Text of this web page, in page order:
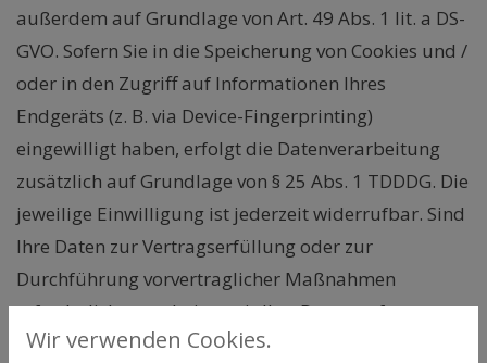
außerdem auf Grundlage von Art. 49 Abs. 1 lit. a DS-
GVO. Sofern Sie in die Speicherung von Cookies und /
oder in den Zugriff auf Informationen Ihres
Endgeräts (z. B. via Device-Fingerprinting)
eingewilligt haben, erfolgt die Datenverarbeitung
zusätzlich auf Grundlage von § 25 Abs. 1 TDDDG. Die
jeweilige Einwilligung ist jederzeit widerrufbar. Sind
Ihre Daten zur Vertragserfüllung oder zur
Durchführung vorvertraglicher Maßnahmen
erforderlich, verarbeiten wir Ihre Daten auf
Grundlage des Art. 6 Abs. 1 lit. b DS-GVO. Des
Wir verwenden Cookies.